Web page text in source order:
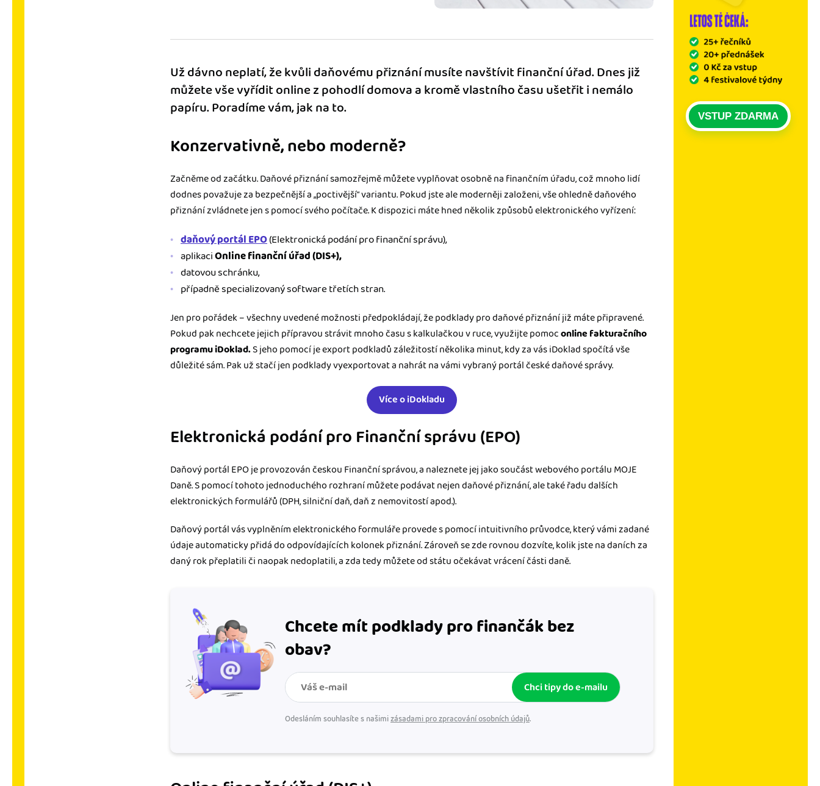
Užívejte, že máte podklady pro finanční
Propojení na další systémy
Nechte iDoklad pracovat za vás. Díky
propojení s e-shopem, bankou, CRM...
VSTUP ZDARMA
Už dávno neplatí, že kvůli daňovému přiznání musíte navštívit finanční úřad. Dnes již
můžete vše vyřídit online z pohodlí domova a kromě vlastního času ušetřit i nemálo
papíru. Poradíme vám, jak na to.
Konzervativně, nebo moderně?
Začněme od začátku. Daňové přiznání samozřejmě můžete vyplňovat osobně na finančním úřadu, což mnoho lidí
dodnes považuje za bezpečnější a „poctivější“ variantu. Pokud jste ale moderněji založeni, vše ohledně daňového
přiznání zvládnete jen s pomocí svého počítače. K dispozici máte hned několik způsobů elektronického vyřízení:
daňový portál EPO(Elektronická podání pro finanční správu),
aplikaciOnline finanční úřad (DIS+),
datovou schránku,
případně specializovaný software třetích stran.
Jen pro pořádek – všechny uvedené možnosti předpokládají, že podklady pro daňové přiznání již máte připravené.
Pokud pak nechcete jejich přípravou strávit mnoho času s kalkulačkou v ruce, využijte pomoconline fakturačního
programu iDoklad.S jeho pomocí je export podkladů záležitostí několika minut, kdy za vás iDoklad spočítá vše
důležité sám. Pak už stačí jen podklady vyexportovat a nahrát na vámi vybraný portál české daňové správy.
Více o iDokladu
Elektronická podání pro Finanční správu (EPO)
Daňový portál EPO je provozován českou Finanční správou, a naleznete jej jako součást webového portálu MOJE
Daně. S pomocí tohoto jednoduchého rozhraní můžete podávat nejen daňové přiznání, ale také řadu dalších
elektronických formulářů (DPH, silniční daň, daň z nemovitostí apod.).
Daňový portál vás vyplněním elektronického formuláře provede s pomocí intuitivního průvodce, který vámi zadané
údaje automaticky přidá do odpovídajících kolonek přiznání. Zároveň se zde rovnou dozvíte, kolik jste na daních za
daný rok přeplatili či naopak nedoplatili, a zda tedy můžete od státu očekávat vrácení části daně.
Chcete mít podklady pro finančák bez
obav?
Chci tipy do e-mailu
Odesláním souhlasíte s našimizásadami pro zpracování osobních údajů.